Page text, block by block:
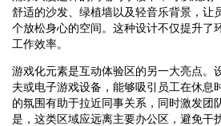
舒适的沙发、绿植墙以及轻音乐背景，让
个放松身心的空间。这种设计不仅提升了
工作效率。
游戏化元素是互动体验区的另一大亮点。
夫或电子游戏设备，能够吸引员工在休息
的氛围有助于拉近同事关系，同时激发团
是，这类区域应远离主要办公区，避免干